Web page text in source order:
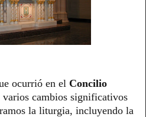
ocurrió en el Concilio
cambios significativos
la liturgia, incluyendo la